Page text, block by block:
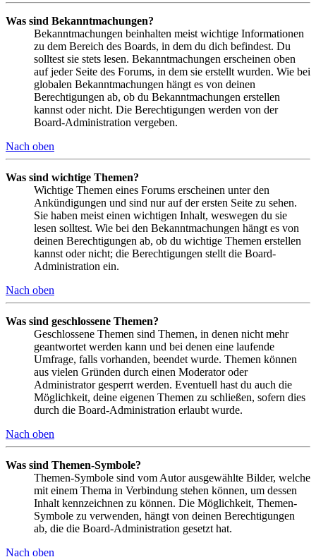
Was sind Bekanntmachungen?
Bekanntmachungen beinhalten meist wichtige Informationen
zu dem Bereich des Boards, in dem du dich befindest. Du
solltest sie stets lesen. Bekanntmachungen erscheinen oben
auf jeder Seite des Forums, in dem sie erstellt wurden. Wie bei
globalen Bekanntmachungen hängt es von deinen
Berechtigungen ab, ob du Bekanntmachungen erstellen
kannst oder nicht. Die Berechtigungen werden von der
Board-Administration vergeben.
Nach oben
Was sind wichtige Themen?
Wichtige Themen eines Forums erscheinen unter den
Ankündigungen und sind nur auf der ersten Seite zu sehen.
Sie haben meist einen wichtigen Inhalt, weswegen du sie
lesen solltest. Wie bei den Bekanntmachungen hängt es von
deinen Berechtigungen ab, ob du wichtige Themen erstellen
kannst oder nicht; die Berechtigungen stellt die Board-
Administration ein.
Nach oben
Was sind geschlossene Themen?
Geschlossene Themen sind Themen, in denen nicht mehr
geantwortet werden kann und bei denen eine laufende
Umfrage, falls vorhanden, beendet wurde. Themen können
aus vielen Gründen durch einen Moderator oder
Administrator gesperrt werden. Eventuell hast du auch die
Möglichkeit, deine eigenen Themen zu schließen, sofern dies
durch die Board-Administration erlaubt wurde.
Nach oben
Was sind Themen-Symbole?
Themen-Symbole sind vom Autor ausgewählte Bilder, welche
mit einem Thema in Verbindung stehen können, um dessen
Inhalt kennzeichnen zu können. Die Möglichkeit, Themen-
Symbole zu verwenden, hängt von deinen Berechtigungen
ab, die die Board-Administration gesetzt hat.
Nach oben